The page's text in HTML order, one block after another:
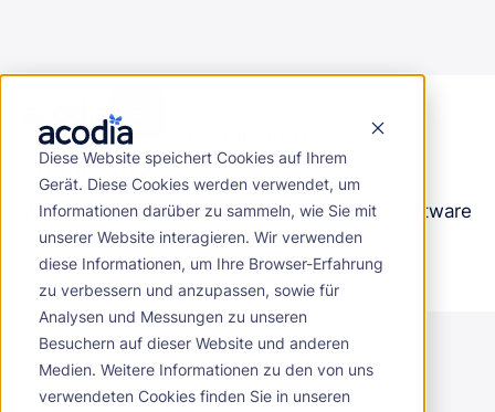
Diese Website speichert Cookies auf Ihrem
Gerät. Diese Cookies werden verwendet, um
Informationen darüber zu sammeln, wie Sie mit
unserer Website interagieren. Wir verwenden
diese Informationen, um Ihre Browser-Erfahrung
zu verbessern und anzupassen, sowie für
Analysen und Messungen zu unseren
Besuchern auf dieser Website und anderen
Medien. Weitere Informationen zu den von uns
verwendeten Cookies finden Sie in unseren
Acodia Care
Pflegesoftware
Wir wollen mit zugänglicher und moderner Software
echte Unterstützung im Alltag bieten.